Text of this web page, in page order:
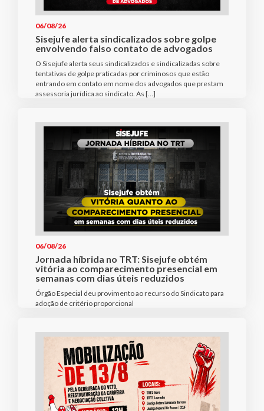
06/08/26
Sisejufe alerta sindicalizados sobre golpe
envolvendo falso contato de advogados
O Sisejufe alerta seus sindicalizados e sindicalizadas sobre
tentativas de golpe praticadas por criminosos que estão
entrando em contato em nome dos advogados que prestam
assessoria jurídica ao sindicato. As […]
06/08/26
Jornada híbrida no TRT: Sisejufe obtém
vitória ao comparecimento presencial em
semanas com dias úteis reduzidos
Órgão Especial deu provimento ao recurso do Sindicato para
adoção de critério proporcional